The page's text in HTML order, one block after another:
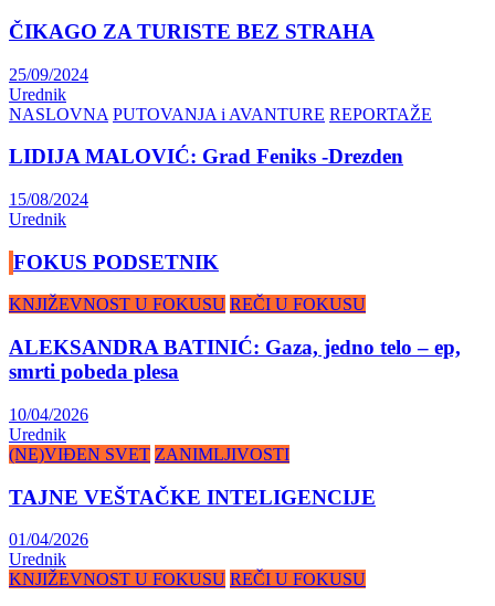
ČIKAGO ZA TURISTE BEZ STRAHA
25/09/2024
Urednik
NASLOVNA PUTOVANJA i AVANTURE REPORTAŽE
LIDIJA MALOVIĆ: Grad Feniks -Drezden
15/08/2024
Urednik
FOKUS PODSETNIK
KNJIŽEVNOST U FOKUSU REČI U FOKUSU
ALEKSANDRA BATINIĆ: Gaza, jedno telo – ep,
smrti pobeda plesa
10/04/2026
Urednik
(NE)VIĐEN SVET ZANIMLJIVOSTI
TAJNE VEŠTAČKE INTELIGENCIJE
01/04/2026
Urednik
KNJIŽEVNOST U FOKUSU REČI U FOKUSU